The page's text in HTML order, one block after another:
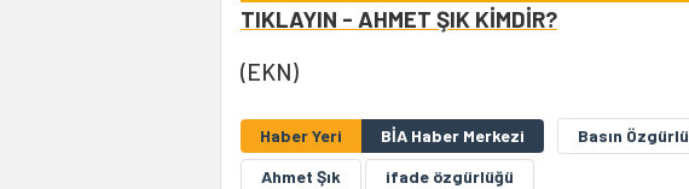
TIKLAYIN - AHMET ŞIK KİMDİR?
(EKN)
Haber Yeri BİA Haber Merkezi Basın
Ahmet Şık
ifade özgürlüğü